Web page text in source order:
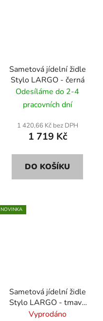
Sametová jídelní židle
Stylo LARGO - černá
Odesíláme do 2-4
pracovních dní
1 420,66 Kč bez DPH
1 719 Kč
DO KOŠÍKU
NOVINKA
Sametová jídelní židle
Stylo LARGO - tmavě
modrá
Vyprodáno